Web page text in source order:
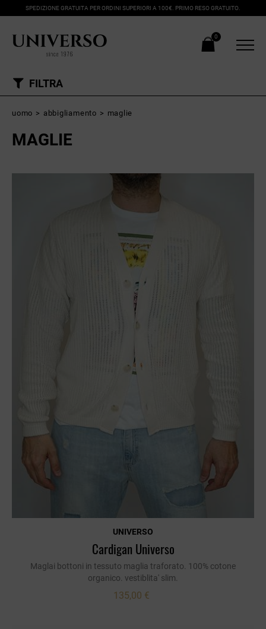
SPEDIZIONE GRATUITA PER ORDINI SUPERIORI A 100€. PRIMO RESO GRATUITO.
0
FILTRA
uomo > abbigliamento > maglie
MAGLIE
UNIVERSO
Cardigan Universo
Maglai bottoni in tessuto maglia traforato. 100% cotone
organico. vestiblita' slim.
135,00 €